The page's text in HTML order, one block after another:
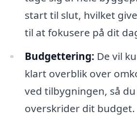
start til slut, hvilket
til at fokusere på dit
Budgettering: De vil
klart overblik over
ved tilbygningen, så
overskrider dit budget.